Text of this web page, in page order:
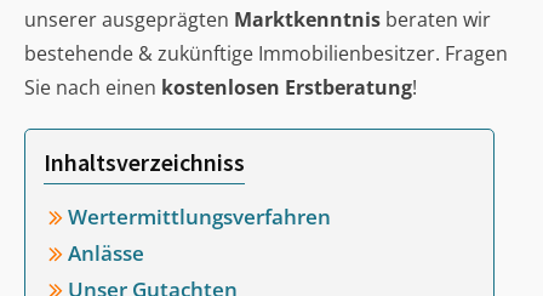
unserer ausgeprägten Marktkenntnis beraten wir
bestehende & zukünftige Immobilienbesitzer. Fragen
Sie nach einen kostenlosen Erstberatung!
Inhaltsverzeichniss
Wertermittlungsverfahren
Anlässe
Unser Gutachten